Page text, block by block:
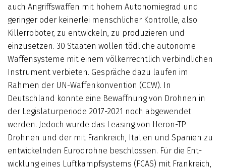
auch Angriffswaffen mit hohem Autonomiegrad und
geringer oder keinerlei mensch­licher Kontrolle, also
Killerroboter, zu entwickeln, zu produzieren und
einzusetzen. 30 Staaten wollen tödliche autonome
Waffen­systeme mit einem völkerrechtlich verbindlichen
Instrument verbieten. Gespräche dazu laufen im
Rahmen der UN-Waffenkonvention (CCW). In
Deutschland konnte eine Bewaffnung von Drohnen in
der Legislatur­periode 2017-2021 noch abgewendet
werden. Jedoch wurde das Leasing von Heron-TP
Drohnen und der mit Frank­reich, Italien und Spanien zu
ent­wickelnden Eurodrohne beschlossen. Für die Ent­
wicklung eines Luftkampf­systems (FCAS) mit Frankreich,